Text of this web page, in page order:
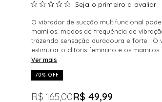
Seja o primeiro a avaliar
O vibrador de sucção multifuncional
mamilos. modos de frequência de
trazendo sensação duradoura e forte. O
estimular o clitóris feminino e os mamilos.
Ver mais
70% OFF
R$ 165,00R$ 49,99